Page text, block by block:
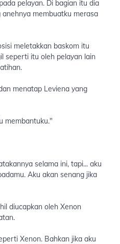
pelayan. Di bagian itu dia
membuatku merasa
meletakkan baskom itu
seperti itu oleh pelayan lain
menatap Leviena yang
membantuku."
selama ini, tapi... aku
Aku akan senang jika
diucapkan oleh Xenon
Xenon. Bahkan jika aku